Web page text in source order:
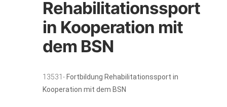
Rehabilitationssport
in Kooperation mit
dem BSN
13531- Fortbildung Rehabilitationssport in
Kooperation mit dem BSN